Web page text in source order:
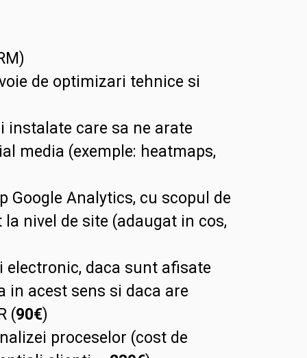
de optimizari tehnice si
instalate care sa ne arate
media (exemple: heatmaps,
Analytics, cu scopul de
nivel de site (adaugat in cos,
daca sunt afisate
in acest sens si daca are
(90€)
proceselor (cost de